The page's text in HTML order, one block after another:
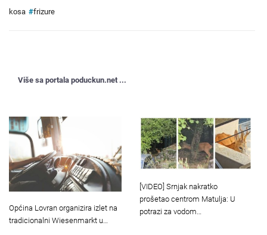
kosa #frizure
Više sa portala poduckun.net ...
Općina Lovran organizira izlet na
tradicionalni Wiesenmarkt u…
[VIDEO] Srnjak nakratko
prošetao centrom Matulja: U
potrazi za vodom…